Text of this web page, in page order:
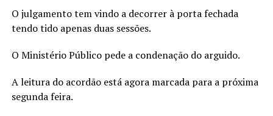
O julgamento tem vindo a decorrer à porta fechada
tendo tido apenas duas sessões.
O Ministério Público pede a condenação do arguido.
A leitura do acordão está agora marcada para a próxima
segunda feira.